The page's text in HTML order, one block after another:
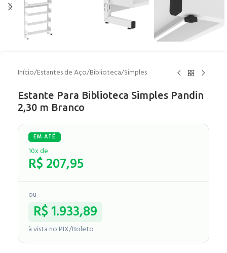
Início/Estantes de Aço/Biblioteca/Simples
Estante Para Biblioteca Simples Pandin
2,30 m Branco
10x de
R$207,95
ou
R$1.933,89
à vista no PIX/Boleto